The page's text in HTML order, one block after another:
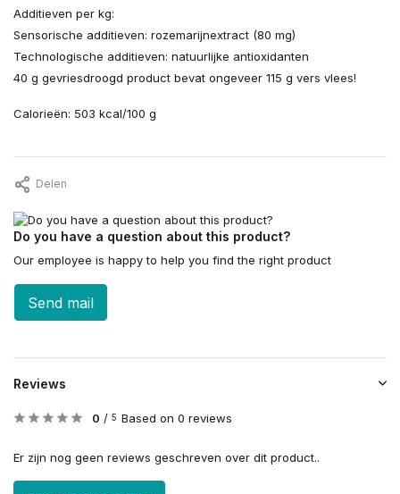
Additieven per kg:
Sensorische additieven: rozemarijnextract (80 mg)
Technologische additieven: natuurlijke antioxidanten
40 g gevriesdroogd product bevat ongeveer 115 g vers vlees!
Calorieën: 503 kcal/100 g
Delen
Do you have a question about this product?
Our employee is happy to help you find the right product
Send mail
Reviews
0 / 5 Based on 0 reviews
Er zijn nog geen reviews geschreven over dit product..